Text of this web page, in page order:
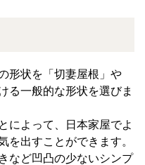
形状を「切妻屋根」や
る一般的な形状を選びま
によって、日本家屋でよ
を出すことができます。
など凹凸の少ないシンプ